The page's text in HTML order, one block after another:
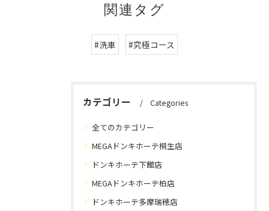
関連タグ
#洗車 #究極コース
カテゴリー Categories
全てのカテゴリー
MEGAドンキホーテ桐生店
ドンキホーテ下館店
MEGAドンキホーテ柏店
ドンキホーテ多摩瑞穂店